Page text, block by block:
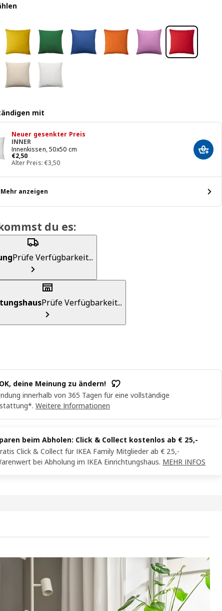
mit
Neuer gesenkter Preis
INNER
Innenkissen, 50x50 cm
€2,50
Preis € 2,50
Alter Preis: €3,50
In
Mehr anzeigen
du es:
Prüfe Verfügbarkeit...
Prüfe Verfügbarkeit...
deine Meinung zu ändern!
innerhalb von 365 Tagen für eine vollständige
Weitere Informationen
beim Abholen: Click & Collect kostenlos ab € 25,-
Click & Collect für IKEA Family Mitglieder ab € 25,-
bei Abholung im IKEA Einrichtungshaus. MEHR INFOS